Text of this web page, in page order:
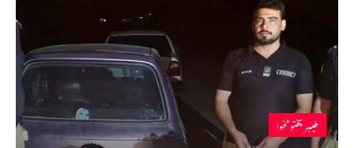
خیبرپختونخوا